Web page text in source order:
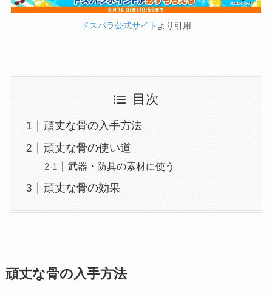
ドスパラ公式サイト より引用
目次
頑丈な骨の入手方法
頑丈な骨の使い道
武器・防具の素材に使う
頑丈な骨の効果
頑丈な骨の入手方法